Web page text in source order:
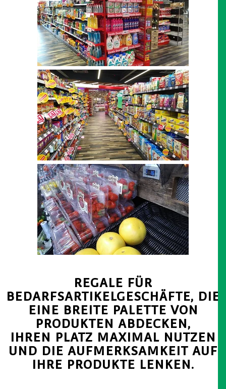
REGALE FÜR
BEDARFSARTIKELGESCHÄFTE, DIE
EINE BREITE PALETTE VON
PRODUKTEN ABDECKEN,
IHREN PLATZ MAXIMAL NUTZEN
UND DIE AUFMERKSAMKEIT AUF
IHRE PRODUKTE LENKEN.